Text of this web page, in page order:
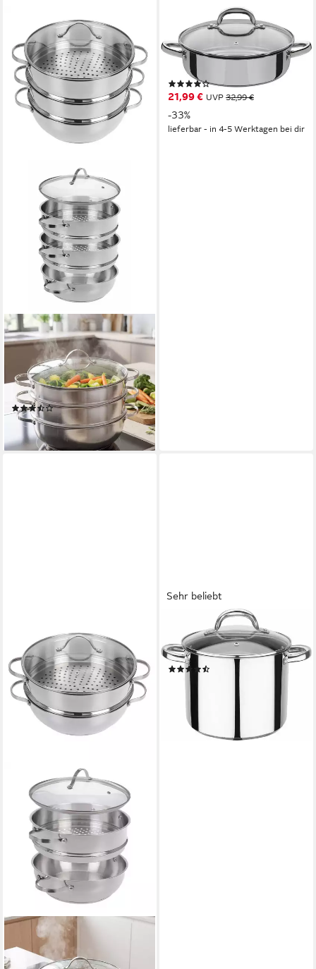
GRÄWE
Bratpfanne GRÄWE
Dampfgarer/Servierpfanne
28 cm mit zwei
Dampfeinsätzen, Serie
(3)
79,90 €
lieferbar - in 2-3 Werktagen bei dir
Servierpfanne Montreal,
Edelstahl (1-tlg), Induktion, 24
(216)
21,99 € UVP 32,99 €
-33%
lieferbar - in 4-5 Werktagen bei dir
Bratpfanne GRÄWE
Servierpfanne 28 cm mit
Sehr beliebt
Gemüsetopf Montreal,
Edelstahl (1-tlg), Induktion
ab 18,82 €
lieferbar - in 2-3 Werktagen bei dir